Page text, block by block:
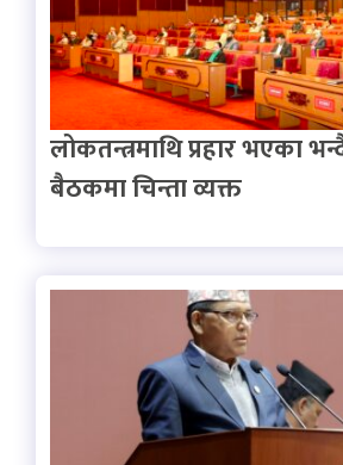
लोकतन्त्रमाथि प्रहार भएका
बैठकमा चिन्ता व्यक्त